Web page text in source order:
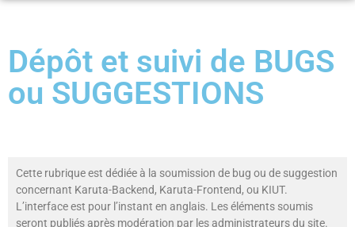
Dépôt et suivi de BUGS
ou SUGGESTIONS
Cette rubrique est dédiée à la soumission de bug ou de suggestion
concernant Karuta-Backend, Karuta-Frontend, ou KIUT.
L’interface est pour l’instant en anglais. Les éléments soumis
seront publiés après modération par les administrateurs du site.